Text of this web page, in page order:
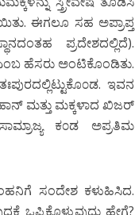
ಈಗಲೂ ಸಹ ಅಪ್ರಾಪ್ತ
ಪ್ರದೇಶದಲ್ಲಿದೆ).
ಹೆಸರು ಅಂಟಿಕೊಂಡಿತು.
ಇವನ
ಮತ್ತು ಮಕ್ಕಳಾದ ಖಿಜರ್
ಕ೦ಡ ಅಪ್ರತಿಮ
ಸಂದೇಶ ಕಳುಹಿಸಿದ.
ಒಪ್ಪಿಕೊಳ್ಳುವುದು ಹೇಗೆ?